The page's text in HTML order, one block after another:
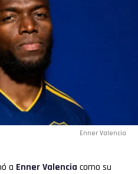
Enner Valencia
a Enner Valencia como su